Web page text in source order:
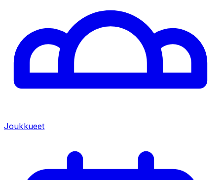
Joukkueet